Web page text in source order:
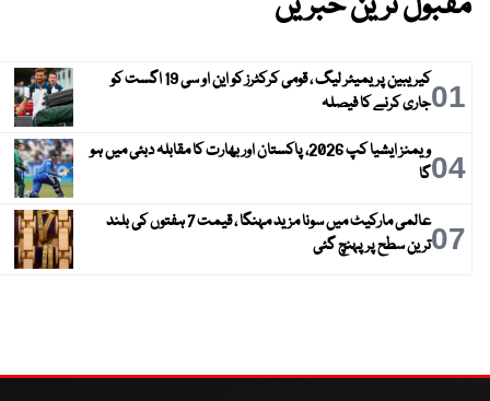
01
کیریبین پریمیئر لیگ ، قومی کرکٹرز کو این او سی 19 اگست کو
جاری کرنے کا فیصلہ
04
ویمنز ایشیا کپ 2026، پاکستان اور بھارت کا مقابلہ دبئی میں ہو
گا
07
عالمی مارکیٹ میں سونا مزید مہنگا ، قیمت 7 ہفتوں کی بلند
ترین سطح پر پہنچ گئی